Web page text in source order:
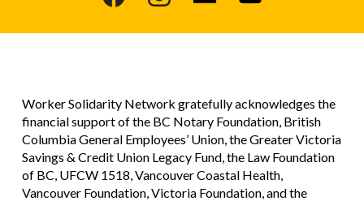
Worker Solidarity Network gratefully acknowledges the
financial support of the BC Notary Foundation, British
Columbia General Employees’ Union, the Greater Victoria
Savings & Credit Union Legacy Fund, the Law Foundation
of BC, UFCW 1518, Vancouver Coastal Health,
Vancouver Foundation, Victoria Foundation, and the